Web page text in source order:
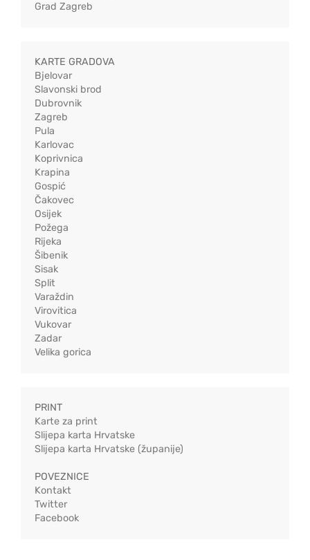
Grad Zagreb
KARTE GRADOVA
Bjelovar
Slavonski brod
Dubrovnik
Zagreb
Pula
Karlovac
Koprivnica
Krapina
Gospić
Čakovec
Osijek
Požega
Rijeka
Šibenik
Sisak
Split
Varaždin
Virovitica
Vukovar
Zadar
Velika gorica
PRINT
Karte za print
Slijepa karta Hrvatske
Slijepa karta Hrvatske (županije)
POVEZNICE
Kontakt
Twitter
Facebook